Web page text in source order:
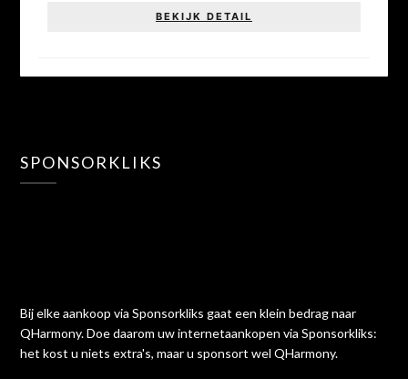
BEKIJK DETAIL
SPONSORKLIKS
Bij elke aankoop via Sponsorkliks gaat een klein bedrag naar
QHarmony. Doe daarom uw internetaankopen via Sponsorkliks:
het kost u niets extra's, maar u sponsort wel QHarmony.